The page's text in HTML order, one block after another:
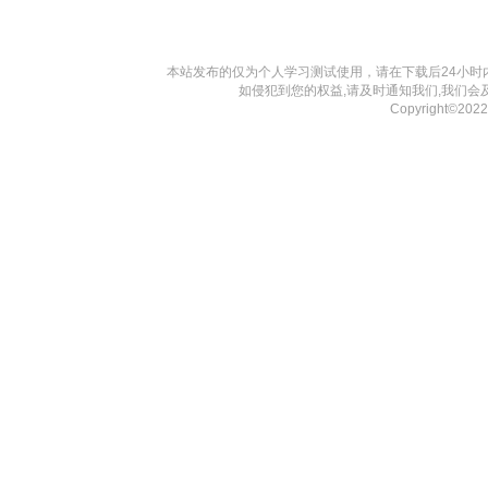
本站发布的仅为个人学习测试使用，请在下载后24小
如侵犯到您的权益,请及时通知我们,我们